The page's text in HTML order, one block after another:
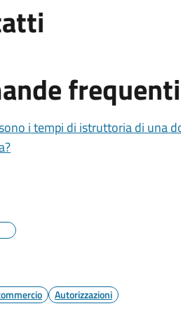
frequenti
i tempi di istruttoria di una
Autorizzazioni